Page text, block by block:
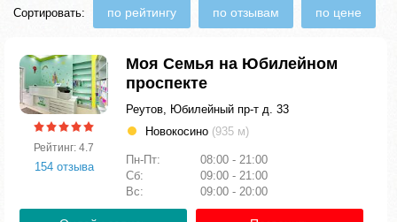
Сортировать: по рейтингу по отзывам по цене
Рейтинг: 4.7
154 отзыва
Моя Семья на Юбилейном
проспекте
Реутов, Юбилейный пр-т д. 33
Новокосино (935 м)
Пн-Пт:
08:00 - 21:00
Сб:
09:00 - 21:00
Вс:
09:00 - 20:00